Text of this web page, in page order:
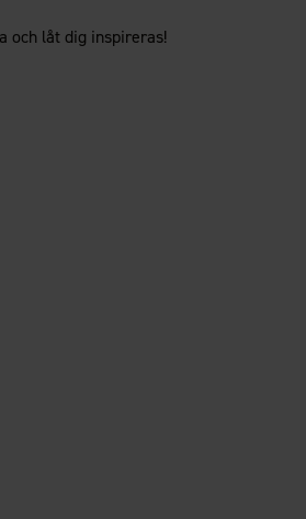
och låt dig inspireras!